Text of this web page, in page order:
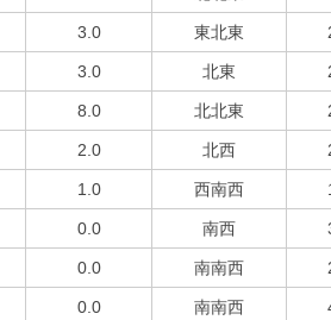
3.0 東北東
3.0 北東
8.0 北北東
2.0 北西
1.0 西南西
0.0 南西
0.0 南南西
0.0 南南西